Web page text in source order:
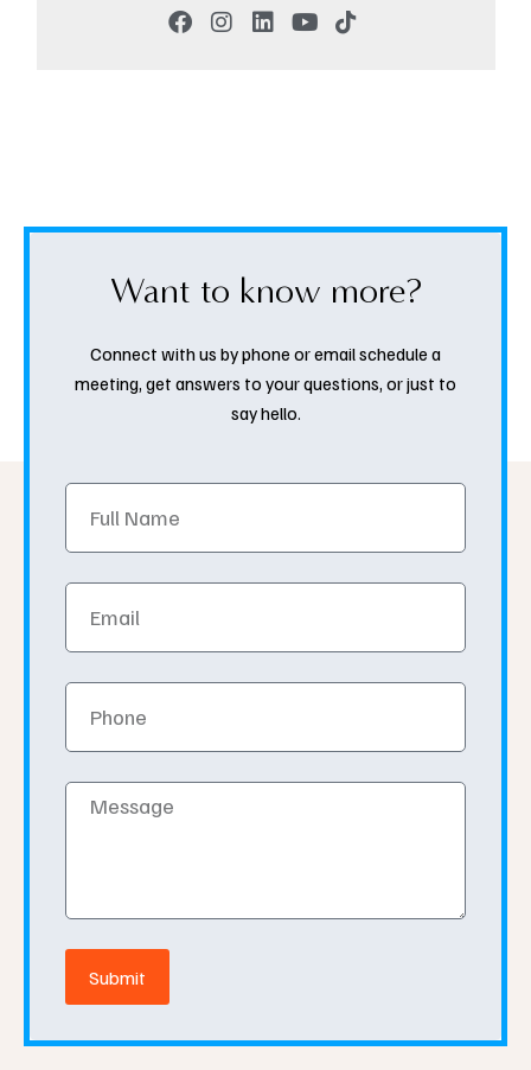
Want to know more?
Connect with us by phone or email schedule a
meeting, get answers to your questions, or just to
say hello.
Name
Message
Submit